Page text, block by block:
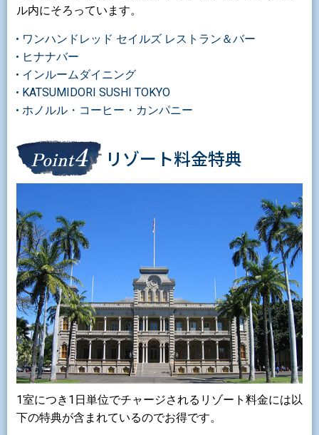
ル内にそろっています。
ワンハンドレッド セイルズ レストラン＆バー
ヒナナバー
インルームダイニング
KATSUMIDORI SUSHI TOKYO
ホノルル・コーヒー・カンパニー
Point4 リゾート料金特典
1室につき1日単位でチャージされるリゾート料金には以
下の特典が含まれているのでお得です。